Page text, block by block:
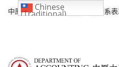
中原大學｜學校行事曆 會計系
Chinese
(Traditional)